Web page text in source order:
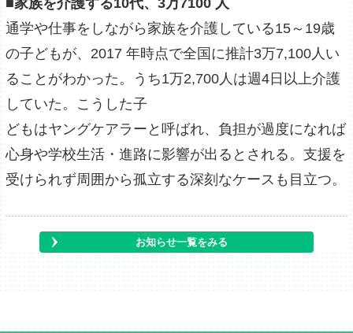
■家族を介護する10代、3万7100 人
通学や仕事をしながら家族を介護している15～19歳
の子どもが、2017 年時点で全国に推計3万7,100人い
ることがわかった。うち1万2,700人は週4日以上介護
していた。こうした子
どもはヤングケアラーと呼ばれ、負担が過度になれば
心身や学校生活・進路に影響が出るとされる。支援を
受けられず周囲から孤立する深刻なケースも目立つ。
お知らせ一覧をみる